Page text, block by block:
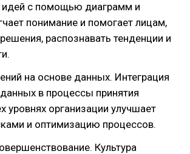
идей с помощью диаграмм и
понимание и помогает лицам,
распознавать тенденции и
на основе данных. Интеграция
в процессы принятия
уровнях организации улучшает
и оптимизацию процессов.
Культура